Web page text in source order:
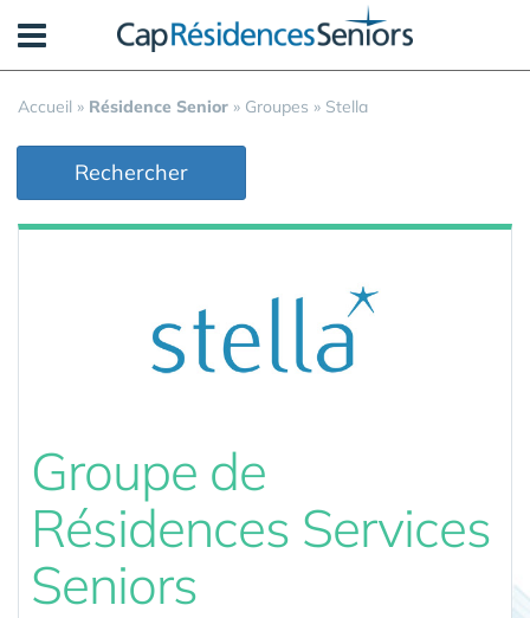
Accueil » Résidence Senior » Groupes » Stella
Rechercher
Groupe de
Résidences Services
Seniors